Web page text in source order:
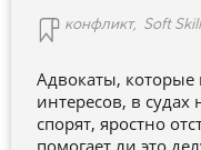
конфликт, Soft
Адвокаты, которые
интересов, в
спорят, яростно
помогает ли это